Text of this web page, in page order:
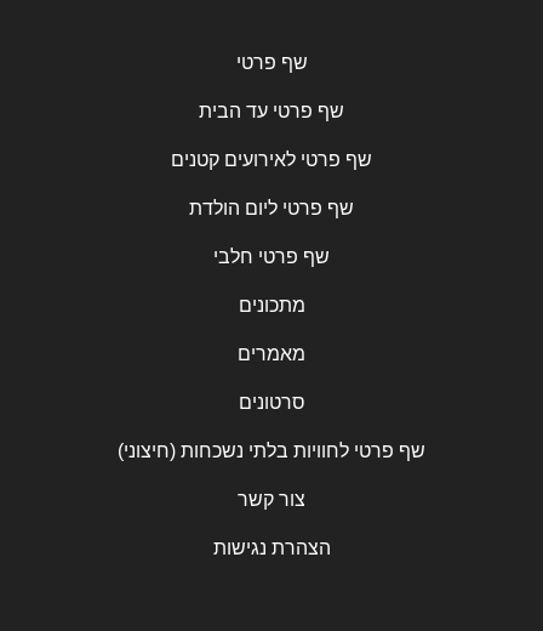
שף פרטי
שף פרטי עד הבית
שף פרטי לאירועים קטנים
שף פרטי ליום הולדת
שף פרטי חלבי
מתכונים
מאמרים
סרטונים
שף פרטי לחוויות בלתי נשכחות (חיצוני)
צור קשר
הצהרת נגישות